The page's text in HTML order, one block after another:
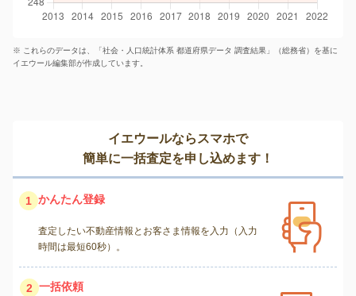
※ これらのデータは、「社会・人口統計体系 都道府県データ 調査結果」（総務省）を基に
イエウール編集部が作成しています。
イエウールならスマホで
簡単に一括査定を申し込めます！
1 かんたん登録
査定したい不動産情報とお客さま情報を入力（入力
時間は最短60秒）。
2 一括依頼